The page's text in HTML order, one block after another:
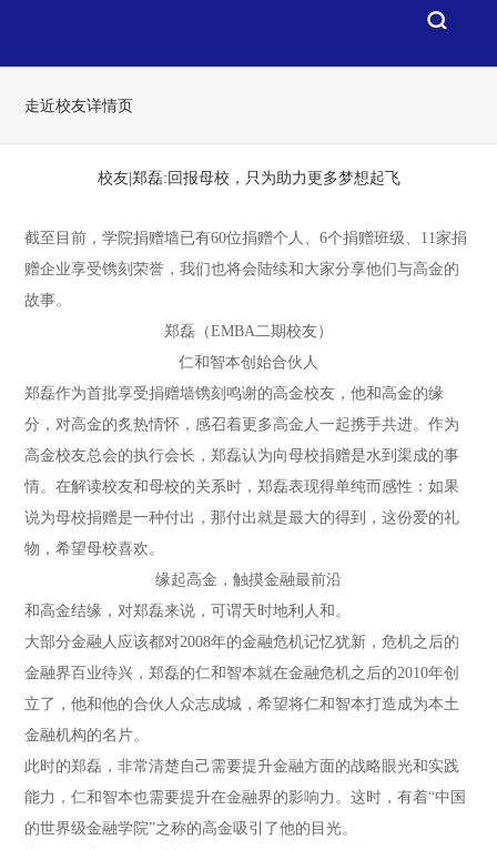
走近校友详情页
校友|郑磊:回报母校，只为助力更多梦想起飞
截至目前，学院捐赠墙已有60位捐赠个人、6个捐赠班级、11家捐
赠企业享受镌刻荣誉，我们也将会陆续和大家分享他们与高金的
故事。
郑磊（EMBA二期校友）
仁和智本创始合伙人
郑磊作为首批享受捐赠墙镌刻鸣谢的高金校友，他和高金的缘
分，对高金的炙热情怀，感召着更多高金人一起携手共进。作为
高金校友总会的执行会长，郑磊认为向母校捐赠是水到渠成的事
情。在解读校友和母校的关系时，郑磊表现得单纯而感性：如果
说为母校捐赠是一种付出，那付出就是最大的得到，这份爱的礼
物，希望母校喜欢。
缘起高金，触摸金融最前沿
和高金结缘，对郑磊来说，可谓天时地利人和。
大部分金融人应该都对2008年的金融危机记忆犹新，危机之后的
金融界百业待兴，郑磊的仁和智本就在金融危机之后的2010年创
立了，他和他的合伙人众志成城，希望将仁和智本打造成为本土
金融机构的名片。
此时的郑磊，非常清楚自己需要提升金融方面的战略眼光和实践
能力，仁和智本也需要提升在金融界的影响力。这时，有着“中国
的世界级金融学院”之称的高金吸引了他的目光。